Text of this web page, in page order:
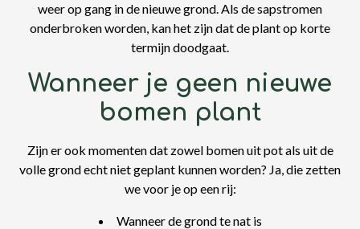
weer op gang in de nieuwe grond. Als de sapstromen
onderbroken worden, kan het zijn dat de plant op korte
termijn doodgaat.
Wanneer je geen nieuwe
bomen plant
Zijn er ook momenten dat zowel bomen uit pot als uit de
volle grond echt niet geplant kunnen worden? Ja, die zetten
we voor je op een rij:
Wanneer de grond te nat is